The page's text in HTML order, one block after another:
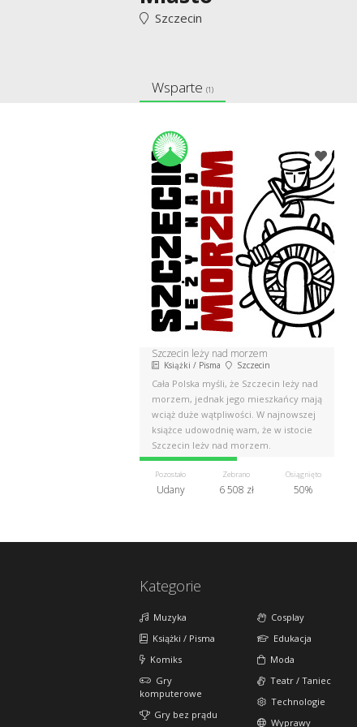
Szczecin
Wsparte (1)
Szczecin leży nad morzem
Książki / Pisma Szczecin
Cała Polska myśli, że Szczecin leży nad
morzem, jednak jego mieszkańcy mają
wciąż duże wątpliwości. W najnowszej
książce udowodnię wam, że w istocie
Szczecin leży nad morzem.
Pozostało
Udany
Zebrano
6 508 zł
Osiągnięto
50%
Kategorie
Muzyka
Książki / Pisma
Komiks
Gry
komputerowe
Gry bez prądu
Cosplay
Edukacja
Moda
Teatr / Taniec
Technologie
Wyprawy